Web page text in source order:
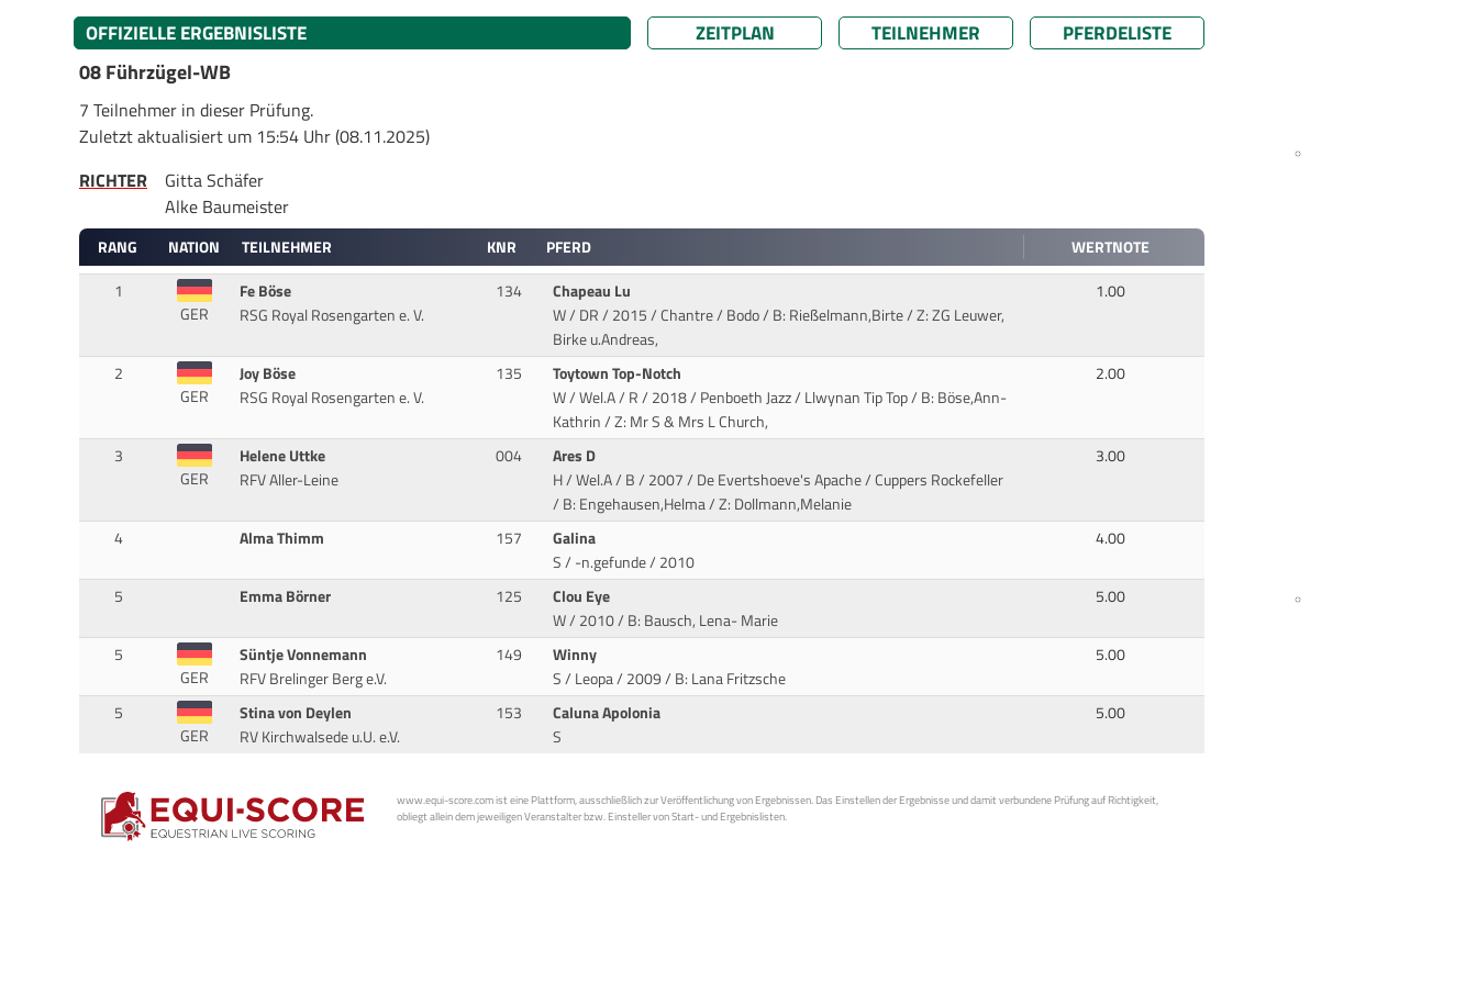
OFFIZIELLE ERGEBNISLISTE ZEITPLAN TEILNEHMER
PFERDELISTE
08 Führzügel-WB
7 Teilnehmer in dieser Prüfung.
Zuletzt aktualisiert um 15:54 Uhr (08.11.2025)
RICHTER
Gitta Schäfer
Alke Baumeister
RANG NATION TEILNEHMER KNR PFERD
WERTNOTE
1
GER
Fe Böse
RSG Royal Rosengarten e. V.
134
Chapeau Lu
W / DR / 2015 / Chantre / Bodo/ B: Rießelmann,Birte / Z: ZG Leuwer,
Birke u.Andreas,
1.00
2
GER
Joy Böse
RSG Royal Rosengarten e. V.
135
Toytown Top-Notch
W / Wel.A / R / 2018 / Penboeth Jazz / Llwynan Tip Top/ B: Böse,Ann-
Kathrin / Z: Mr S & Mrs L Church,
2.00
3
GER
Helene Uttke
RFV Aller-Leine
004
Ares D
H / Wel.A / B / 2007 / De Evertshoeve's Apache / Cuppers Rockefeller
/ B: Engehausen,Helma / Z: Dollmann,Melanie
3.00
4 Alma Thimm 157
Galina
S / -n.gefunde / 2010
4.00
5 Emma Börner 125
Clou Eye
W / 2010/ B: Bausch, Lena- Marie
5.00
5
GER
Süntje Vonnemann
RFV Brelinger Berg e.V.
149
Winny
S / Leopa / 2009/ B: Lana Fritzsche
5.00
5
GER
Stina von Deylen
RV Kirchwalsede u.U. e.V.
153
Caluna Apolonia
S
5.00
www.equi-score.com ist eine Plattform, ausschließlich zur Veröffentlichung von Ergebnissen. Das Einstellen der Ergebnisse und damit verbundene Prüfung auf Richtigkeit,
obliegt allein dem jeweiligen Veranstalter bzw. Einsteller von Start- und Ergebnislisten.